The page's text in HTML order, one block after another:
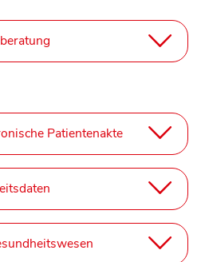
Patientenakte